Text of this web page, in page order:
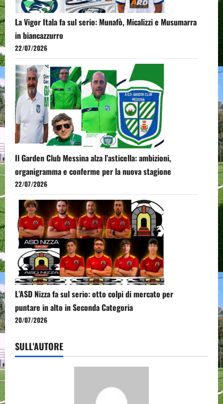
La Vigor Itala fa sul serio: Munafò, Micalizzi e Musumarra
in biancazzurro
22/07/2026
Il Garden Club Messina alza l’asticella: ambizioni,
organigramma e conferme per la nuova stagione
22/07/2026
L’ASD Nizza fa sul serio: otto colpi di mercato per
puntare in alto in Seconda Categoria
20/07/2026
SULL'AUTORE